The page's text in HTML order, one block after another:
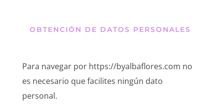
OBTENCIÓN DE DATOS PERSONALES
Para navegar por https://byalbaflores.com no
es necesario que facilites ningún dato
personal.